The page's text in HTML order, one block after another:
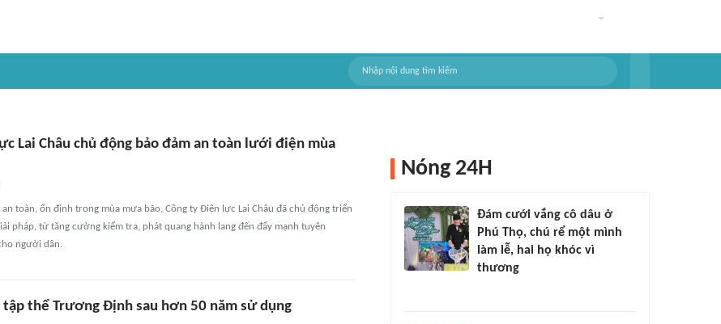
Lai Châu chủ động bảo đảm an toàn lưới điện mùa
toàn, ổn định trong mùa mưa bão, Công ty Điện lực Lai Châu đã chủ động triển
pháp, từ tăng cường kiểm tra, phát quang hành lang đến đẩy mạnh tuyên
người dân.
thể Trương Định sau hơn 50 năm sử dụng
Nóng 24H
Đám cưới vắng cô dâu ở
Phú Thọ, chú rể một mình
làm lễ, hai họ khóc vì
thương